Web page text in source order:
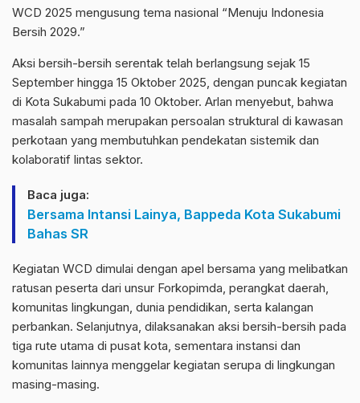
WCD 2025 mengusung tema nasional “Menuju Indonesia
Bersih 2029.”
Aksi bersih-bersih serentak telah berlangsung sejak 15
September hingga 15 Oktober 2025, dengan puncak kegiatan
di Kota Sukabumi pada 10 Oktober. Arlan menyebut, bahwa
masalah sampah merupakan persoalan struktural di kawasan
perkotaan yang membutuhkan pendekatan sistemik dan
kolaboratif lintas sektor.
Baca juga:
Bersama Intansi Lainya, Bappeda Kota Sukabumi
Bahas SR
Kegiatan WCD dimulai dengan apel bersama yang melibatkan
ratusan peserta dari unsur Forkopimda, perangkat daerah,
komunitas lingkungan, dunia pendidikan, serta kalangan
perbankan. Selanjutnya, dilaksanakan aksi bersih-bersih pada
tiga rute utama di pusat kota, sementara instansi dan
komunitas lainnya menggelar kegiatan serupa di lingkungan
masing-masing.